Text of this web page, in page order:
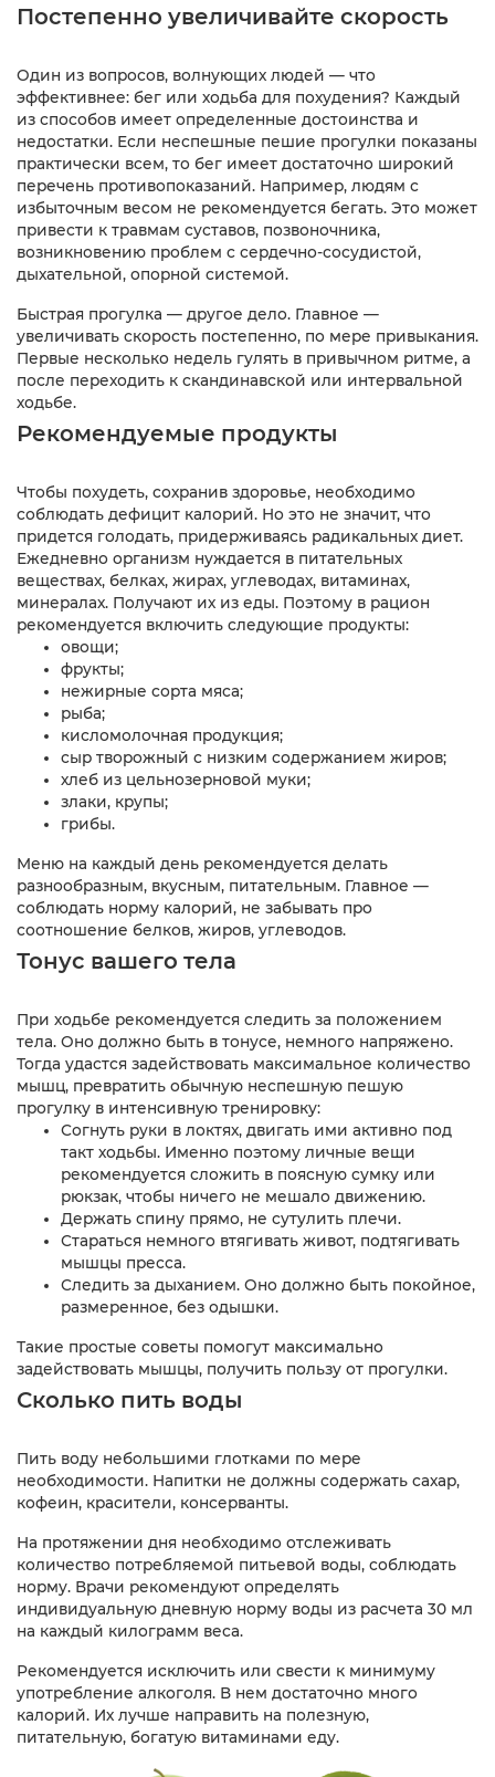
Постепенно увеличивайте скорость
Один из вопросов, волнующих людей — что
эффективнее: бег или ходьба для похудения? Каждый
из способов имеет определенные достоинства и
недостатки. Если неспешные пешие прогулки показаны
практически всем, то бег имеет достаточно широкий
перечень противопоказаний. Например, людям с
избыточным весом не рекомендуется бегать. Это может
привести к травмам суставов, позвоночника,
возникновению проблем с сердечно-сосудистой,
дыхательной, опорной системой.
Быстрая прогулка — другое дело. Главное —
увеличивать скорость постепенно, по мере привыкания.
Первые несколько недель гулять в привычном ритме, а
после переходить к скандинавской или интервальной
ходьбе.
Рекомендуемые продукты
Чтобы похудеть, сохранив здоровье, необходимо
соблюдать дефицит калорий. Но это не значит, что
придется голодать, придерживаясь радикальных диет.
Ежедневно организм нуждается в питательных
веществах, белках, жирах, углеводах, витаминах,
минералах. Получают их из еды. Поэтому в рацион
рекомендуется включить следующие продукты:
овощи;
фрукты;
нежирные сорта мяса;
рыба;
кисломолочная продукция;
сыр творожный с низким содержанием жиров;
хлеб из цельнозерновой муки;
злаки, крупы;
грибы.
Меню на каждый день рекомендуется делать
разнообразным, вкусным, питательным. Главное —
соблюдать норму калорий, не забывать про
соотношение белков, жиров, углеводов.
Тонус вашего тела
При ходьбе рекомендуется следить за положением
тела. Оно должно быть в тонусе, немного напряжено.
Тогда удастся задействовать максимальное количество
мышц, превратить обычную неспешную пешую
прогулку в интенсивную тренировку:
Согнуть руки в локтях, двигать ими активно под
такт ходьбы. Именно поэтому личные вещи
рекомендуется сложить в поясную сумку или
рюкзак, чтобы ничего не мешало движению.
Держать спину прямо, не сутулить плечи.
Стараться немного втягивать живот, подтягивать
мышцы пресса.
Следить за дыханием. Оно должно быть покойное,
размеренное, без одышки.
Такие простые советы помогут максимально
задействовать мышцы, получить пользу от прогулки.
Сколько пить воды
Пить воду небольшими глотками по мере
необходимости. Напитки не должны содержать сахар,
кофеин, красители, консерванты.
На протяжении дня необходимо отслеживать
количество потребляемой питьевой воды, соблюдать
норму. Врачи рекомендуют определять
индивидуальную дневную норму воды из расчета 30 мл
на каждый килограмм веса.
Рекомендуется исключить или свести к минимуму
употребление алкоголя. В нем достаточно много
калорий. Их лучше направить на полезную,
питательную, богатую витаминами еду.